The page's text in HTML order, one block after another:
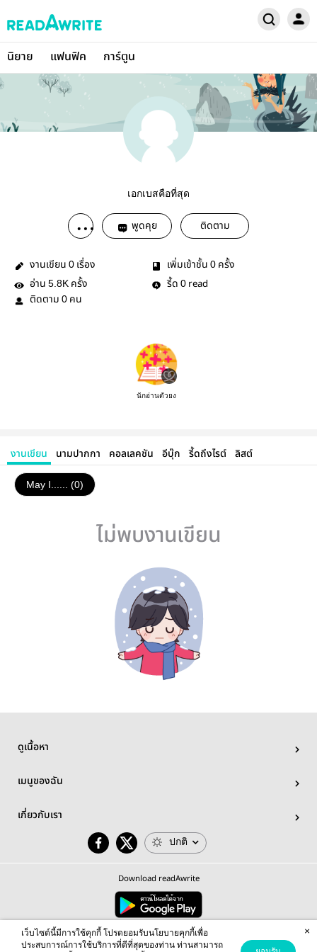
นิยาย แฟนฟิค การ์ตูน
เอกเบสคือที่สุด
พูดคุย ติดตาม
งานเขียน 0 เรื่อง เพิ่มเข้าชั้น 0 ครั้ง
อ่าน 5.8K ครั้ง รี้ด 0 read
ติดตาม 0 คน
นักอ่านตัวยง
งานเขียน นามปากกา คอลเลคชัน อีบุ๊ก รี้ดถึงไรต์ ลิสต์
May I...... (0)
ไม่พบงานเขียน
ดูเนื้อหา
เมนูของฉัน
เกี่ยวกับเรา
ปกติ
Download readAwrite
© 2026 readAwrite.com by MEB Corporation Public Company Limited
This site is protected by reCAPTCHA and the Google Privacy Policy Terms of Serviceapply.
เว็บไซต์นี้มีการใช้คุกกี้ โปรดยอมรับนโยบายคุกกี้เพื่อ
ประสบการณ์การใช้บริการที่ดีที่สุดของท่าน ท่านสามารถ
×